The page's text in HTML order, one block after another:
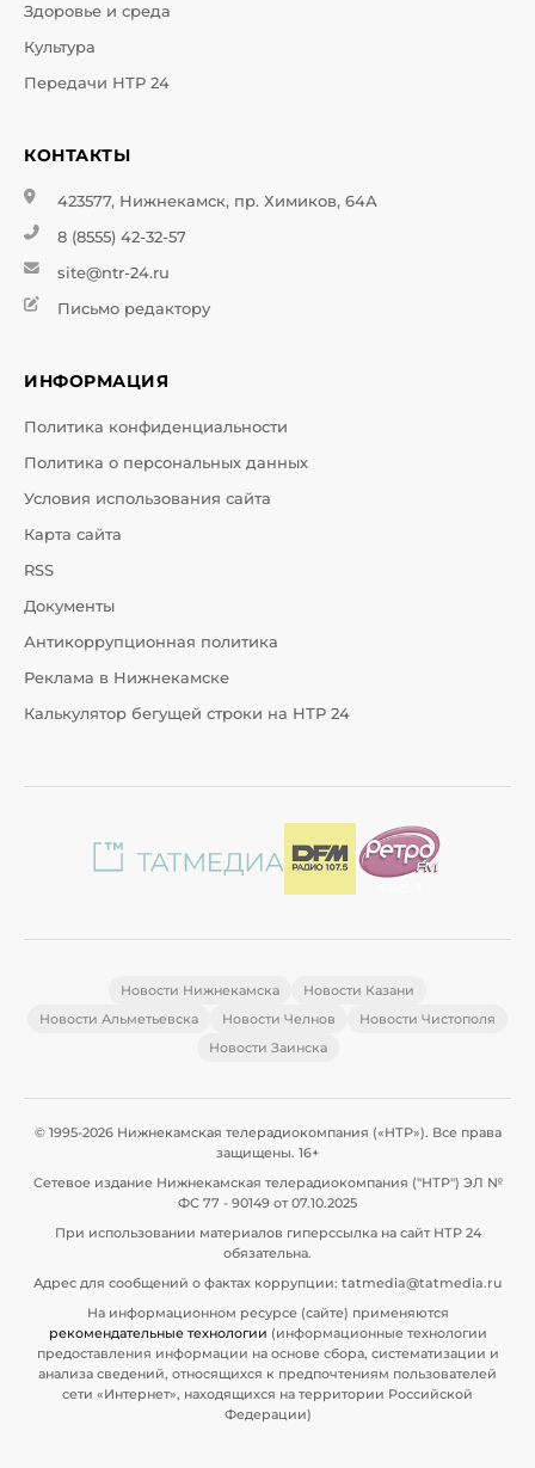
Здоровье и среда
Культура
Передачи НТР 24
КОНТАКТЫ
423577, Нижнекамск, пр. Химиков, 64А
8 (8555) 42-32-57
site@ntr-24.ru
Письмо редактору
ИНФОРМАЦИЯ
Политика конфиденциальности
Политика о персональных данных
Условия использования сайта
Карта сайта
RSS
Документы
Антикоррупционная политика
Реклама в Нижнекамске
Калькулятор бегущей строки на НТР 24
Новости Нижнекамска
Новости Казани
Новости Альметьевска
Новости Челнов
Новости Чистополя
Новости Заинска
© 1995-2026 Нижнекамская телерадиокомпания («НТР»). Все права
защищены. 16+
Сетевое издание Нижнекамская телерадиокомпания ("НТР") ЭЛ №
ФС 77 - 90149 от 07.10.2025
При использовании материалов гиперссылка на сайт НТР 24
обязательна.
Адрес для сообщений о фактах коррупции: tatmedia@tatmedia.ru
На информационном ресурсе (сайте) применяются
рекомендательные технологии (информационные технологии
предоставления информации на основе сбора, систематизации и
анализа сведений, относящихся к предпочтениям пользователей
сети «Интернет», находящихся на территории Российской
Федерации)